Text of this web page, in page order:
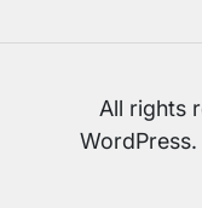
© All